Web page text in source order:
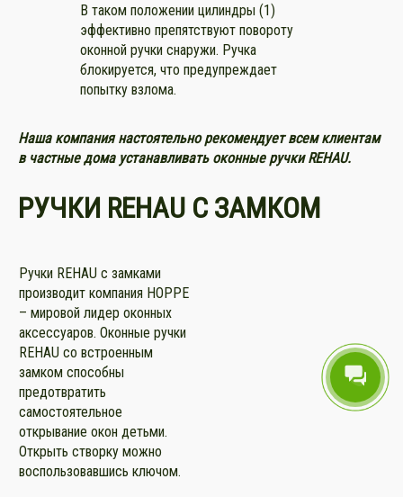
В таком положении цилиндры (1)
эффективно препятствуют повороту
оконной ручки снаружи. Ручка
блокируется, что предупреждает
попытку взлома.
Наша компания настоятельно рекомендует всем клиентам
в частные дома устанавливать оконные ручки REHAU.
РУЧКИ REHAU С ЗАМКОМ
Ручки REHAU с замками
производит компания HOPPE
– мировой лидер оконных
аксессуаров. Оконные ручки
REHAU со встроенным
замком способны
предотвратить
самостоятельное
открывание окон детьми.
Открыть створку можно
воспользовавшись ключом.